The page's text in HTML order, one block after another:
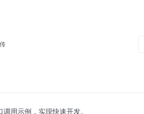
用示例，实现快速开发。